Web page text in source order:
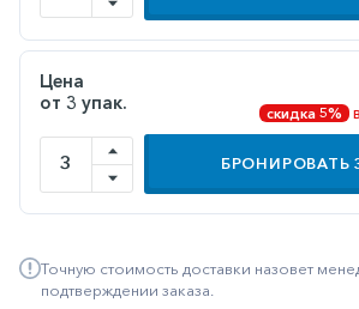
Иммунодепрессанты
Климактерические
Метаболизм
Минеральный
обмен
Наружные
средства
Цена
от 3 упак.
скидка 5%
БРОНИРОВАТЬ
Точную стоимость доставки назовет
подтверждении заказа.